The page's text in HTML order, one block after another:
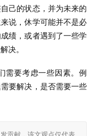
己的状态，并为未来的
说，休学可能并不是必
绩，或者遇到了一些学
决。
需要考虑一些因素。例
要解决，是否需要一些
贡献，该文观点仅代表